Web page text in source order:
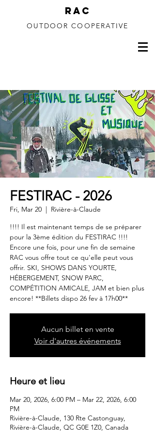
RAC
OUTDOOR COOPERATIVE
FESTIRAC - 2026
Fri, Mar 20
  |
Rivière-à-Claude
!!!! Il est maintenant temps de se préparer
pour la 3ème édition du FESTIRAC !!!!
Encore une fois, pour une fin de semaine
RAC vous offre tout ce qu'elle peut vous
offrir. SKI, SHOWS DANS YOURTE,
HÉBERGEMENT, SNOW PARC,
COMPÉTITION AMICALE, JAM et bien plus
encore! **Billets dispo 26 fev à 17h00**
Aucun billet en vente
Voir d'autres événements
Heure et lieu
Mar 20, 2026, 6:00 PM – Mar 22, 2026, 6:00
PM
Rivière-à-Claude, 130 Rte Castonguay,
Rivière-à-Claude, QC G0E 1Z0, Canada